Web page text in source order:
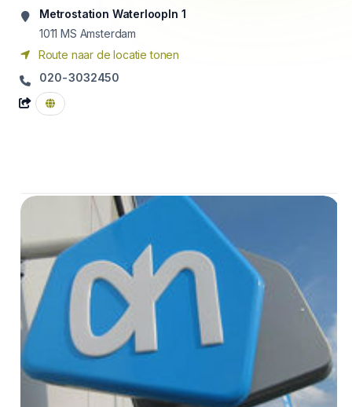
Metrostation Waterloopln 1
1011 MS Amsterdam
Route naar de locatie tonen
020-3032450